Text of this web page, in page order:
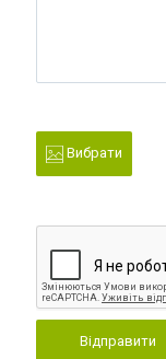
Вибрати
Відправити